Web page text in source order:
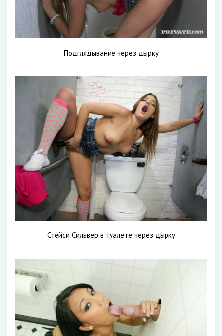
Подглядывание через дырку
Стейси Сильвер в туалете через дырку